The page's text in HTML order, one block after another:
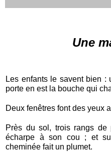
Une
Les enfants le savent bien :
porte en est la bouche qui
Deux fenêtres font des yeux
Près du sol, trois rangs de
écharpe à son cou ; et
cheminée fait un plumet.